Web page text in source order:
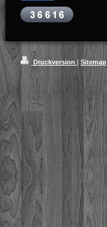
Druckversion | Sitemap